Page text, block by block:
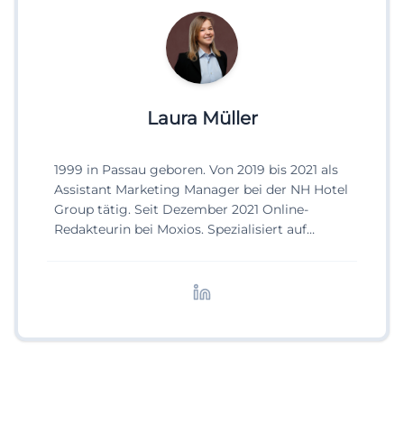
Laura Müller
1999 in Passau geboren. Von 2019 bis 2021 als
Assistant Marketing Manager bei der NH Hotel
Group tätig. Seit Dezember 2021 Online-
Redakteurin bei Moxios. Spezialisiert auf